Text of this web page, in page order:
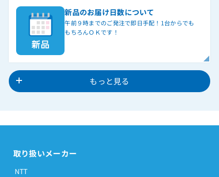
新品のお届け日数について
午前９時までのご発注で即日手配！1台からでも
もちろんＯＫです！
もっと見る
取り扱いメーカー
NTT